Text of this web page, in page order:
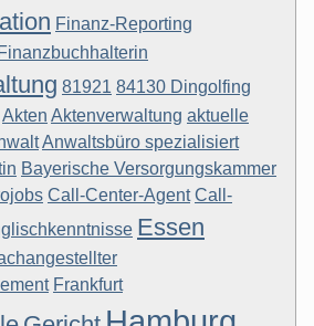
Finanz-Reporting
Finanzbuchhalterin
81921 84130 Dingolfing
Akten Aktenverwaltung aktuelle
Anwaltsbüro spezialisiert
Bayerische Versorgungskammer
Call-Center-Agent Call-
Essen
Frankfurt